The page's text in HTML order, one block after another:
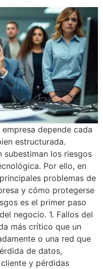
depende cada
estructurada.
subestiman los riesgos
Por ello, en
problemas de
y cómo protegerse
es el primer paso
negocio. 1. Fallos del
más crítico que un
o una red que
de datos,
y pérdidas